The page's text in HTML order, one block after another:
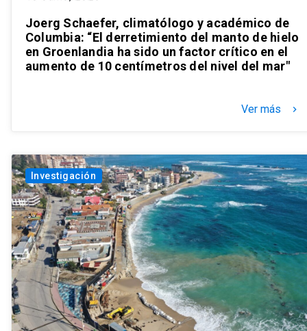
Joerg Schaefer, climatólogo y académico de
Columbia: “El derretimiento del manto de hielo
en Groenlandia ha sido un factor crítico en el
aumento de 10 centímetros del nivel del mar"
Ver más keyboard_arrow_right
Investigación